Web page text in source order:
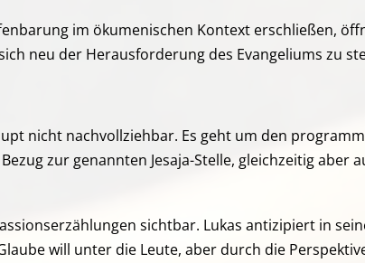
im ökumenischen Kontext erschließen,
neu der Herausforderung des Evangeliums zu
nicht nachvollziehbar. Es geht um den
zur genannten Jesaja-Stelle, gleichzeitig aber
sichtbar. Lukas antizipiert in
will unter die Leute, aber durch die